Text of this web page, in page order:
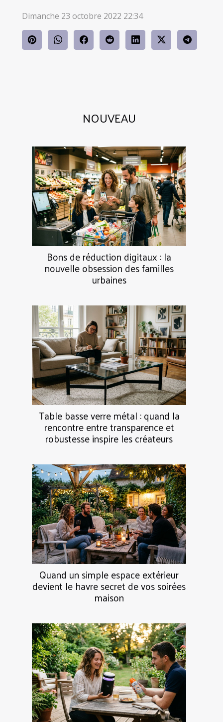
NOUVEAU
Bons de réduction digitaux : la
nouvelle obsession des familles
urbaines
Table basse verre métal : quand la
rencontre entre transparence et
robustesse inspire les créateurs
Quand un simple espace extérieur
devient le havre secret de vos soirées
maison
Dimanche 23 octobre 2022 22:34